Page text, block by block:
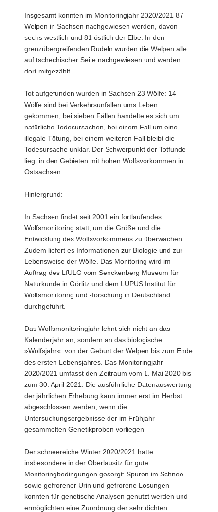
Insgesamt konnten im Monitoringjahr 2020/2021 87
Welpen in Sachsen nachgewiesen werden, davon
sechs westlich und 81 östlich der Elbe. In den
grenzübergreifenden Rudeln wurden die Welpen alle
auf tschechischer Seite nachgewiesen und werden
dort mitgezählt.
Tot aufgefunden wurden in Sachsen 23 Wölfe: 14
Wölfe sind bei Verkehrsunfällen ums Leben
gekommen, bei sieben Fällen handelte es sich um
natürliche Todesursachen, bei einem Fall um eine
illegale Tötung, bei einem weiteren Fall bleibt die
Todesursache unklar. Der Schwerpunkt der Totfunde
liegt in den Gebieten mit hohen Wolfsvorkommen in
Ostsachsen.
Hintergrund:
In Sachsen findet seit 2001 ein fortlaufendes
Wolfsmonitoring statt, um die Größe und die
Entwicklung des Wolfsvorkommens zu überwachen.
Zudem liefert es Informationen zur Biologie und zur
Lebensweise der Wölfe. Das Monitoring wird im
Auftrag des LfULG vom Senckenberg Museum für
Naturkunde in Görlitz und dem LUPUS Institut für
Wolfsmonitoring und -forschung in Deutschland
durchgeführt.
Das Wolfsmonitoringjahr lehnt sich nicht an das
Kalenderjahr an, sondern an das biologische
»Wolfsjahr«: von der Geburt der Welpen bis zum Ende
des ersten Lebensjahres. Das Monitoringjahr
2020/2021 umfasst den Zeitraum vom 1. Mai 2020 bis
zum 30. April 2021. Die ausführliche Datenauswertung
der jährlichen Erhebung kann immer erst im Herbst
abgeschlossen werden, wenn die
Untersuchungsergebnisse der im Frühjahr
gesammelten Genetikproben vorliegen.
Der schneereiche Winter 2020/2021 hatte
insbesondere in der Oberlausitz für gute
Monitoringbedingungen gesorgt: Spuren im Schnee
sowie gefrorener Urin und gefrorene Losungen
konnten für genetische Analysen genutzt werden und
ermöglichten eine Zuordnung der sehr dichten